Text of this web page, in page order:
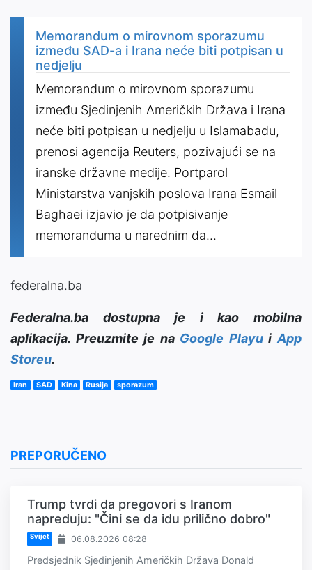
Memorandum o mirovnom sporazumu
između SAD-a i Irana neće biti potpisan u
nedjelju
Memorandum o mirovnom sporazumu
između Sjedinjenih Američkih Država i Irana
neće biti potpisan u nedjelju u Islamabadu,
prenosi agencija Reuters, pozivajući se na
iranske državne medije. Portparol
Ministarstva vanjskih poslova Irana Esmail
Baghaei izjavio je da potpisivanje
memoranduma u narednim da...
federalna.ba
Federalna.ba dostupna je i kao mobilna
aplikacija. Preuzmite je na Google PlayuiApp
Storeu.
Iran SAD Kina Rusija sporazum
PREPORUČENO
Trump tvrdi da pregovori s Iranom
napreduju: "Čini se da idu prilično dobro"
Svijet 06.08.2026 08:28
Predsjednik Sjedinjenih Američkih Država Donald